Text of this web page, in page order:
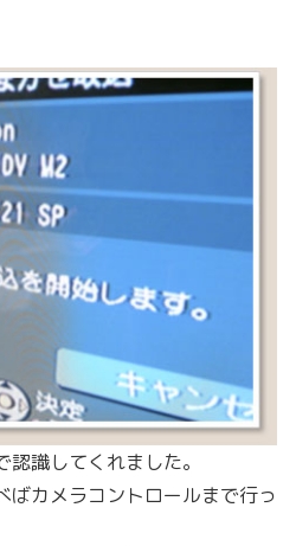
識してくれました。
ばカメラコントロールまで行っ